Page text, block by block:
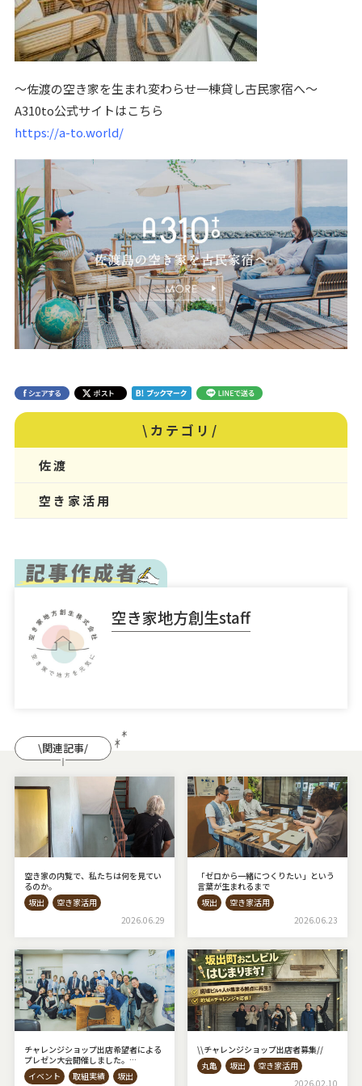
〜佐渡の空き家を生まれ変わらせ一棟貸し古民家宿へ〜
A310to公式サイトはこちら
https://a-to.world/
\カテゴリ/
佐渡
空き家活用
空き家地方創生staff
\関連記事/
空き家の内覧で、私たちは何を見てい
るのか。
坂出
空き家活用
2026.06.29
「ゼロから一緒につくりたい」という
言葉が生まれるまで
坂出
空き家活用
2026.06.23
チャレンジショップ出店希望者による
プレゼン大会開催しました。
◇AKIYAto BASE◇
イベント 取組実績
坂出
\\チャレンジショップ出店者募集⁡//
丸亀
坂出
空き家活用
2026.02.10